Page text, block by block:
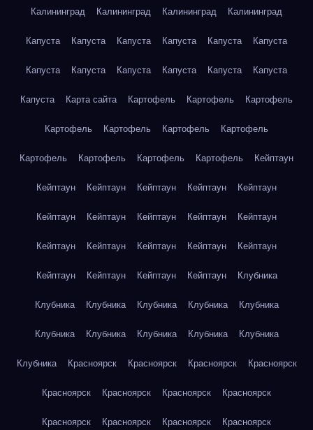
Калининград Калининград Калининград Калининград
Капуста Капуста Капуста Капуста Капуста Капуста
Капуста Капуста Капуста Капуста Капуста Капуста
Капуста Карта сайта Картофель Картофель Картофель
Картофель Картофель Картофель Картофель
Картофель Картофель Картофель Картофель Кейптаун
Кейптаун Кейптаун Кейптаун Кейптаун Кейптаун
Кейптаун Кейптаун Кейптаун Кейптаун Кейптаун
Кейптаун Кейптаун Кейптаун Кейптаун Кейптаун
Кейптаун Кейптаун Кейптаун Кейптаун Клубника
Клубника Клубника Клубника Клубника Клубника
Клубника Клубника Клубника Клубника Клубника
Клубника Красноярск Красноярск Красноярск Красноярск
Красноярск Красноярск Красноярск Красноярск
Красноярск Красноярск Красноярск Красноярск